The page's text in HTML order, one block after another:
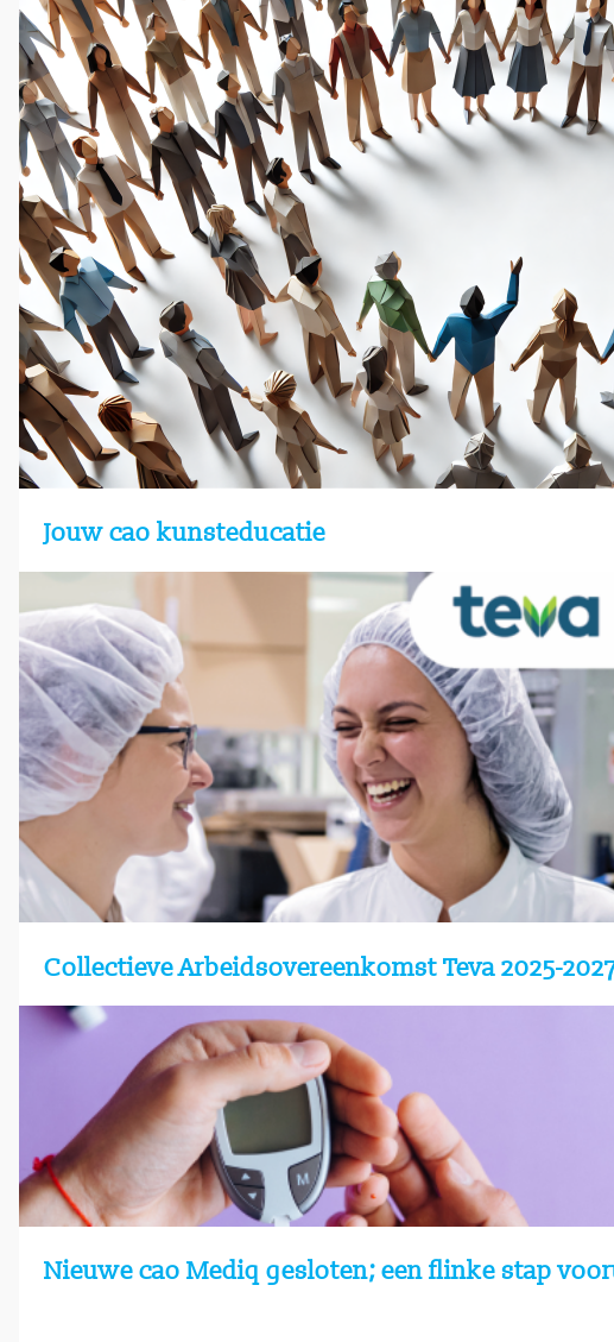
Jouw cao kunsteducatie
Collectieve Arbeidsovereenkomst Teva 2025-
Nieuwe cao Mediq gesloten; een flinke stap